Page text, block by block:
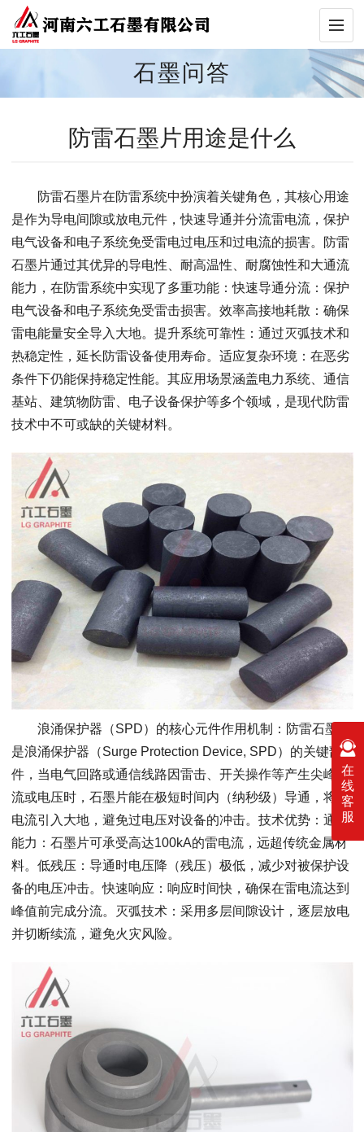
石墨问答
防雷石墨片用途是什么
防雷石墨片在防雷系统中扮演着关键角色，其核心用途
是作为导电间隙或放电元件，快速导通并分流雷电流，保护
电气设备和电子系统免受雷电过电压和过电流的损害。防雷
石墨片通过其优异的导电性、耐高温性、耐腐蚀性和大通流
能力，在防雷系统中实现了多重功能：快速导通分流：保护
电气设备和电子系统免受雷击损害。效率高接地耗散：确保
雷电能量安全导入大地。提升系统可靠性：通过灭弧技术和
热稳定性，延长防雷设备使用寿命。适应复杂环境：在恶劣
条件下仍能保持稳定性能。其应用场景涵盖电力系统、通信
基站、建筑物防雷、电子设备保护等多个领域，是现代防雷
技术中不可或缺的关键材料。
浪涌保护器（SPD）的核心元件作用机制：防雷石墨片
是浪涌保护器（Surge Protection Device, SPD）的关键部
件，当电气回路或通信线路因雷击、开关操作等产生尖峰电
流或电压时，石墨片能在极短时间内（纳秒级）导通，将雷
电流引入大地，避免过电压对设备的冲击。技术优势：通流
能力：石墨片可承受高达100kA的雷电流，远超传统金属材
料。低残压：导通时电压降（残压）极低，减少对被保护设
备的电压冲击。快速响应：响应时间快，确保在雷电流达到
峰值前完成分流。灭弧技术：采用多层间隙设计，逐层放电
并切断续流，避免火灾风险。
在
线
客
服